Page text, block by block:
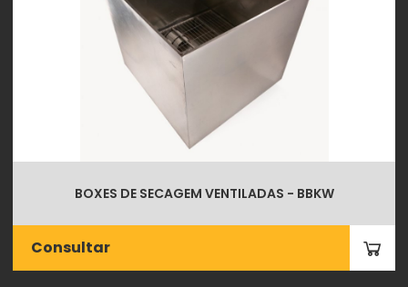
BOXES DE SECAGEM VENTILADAS - BBKW
Consultar